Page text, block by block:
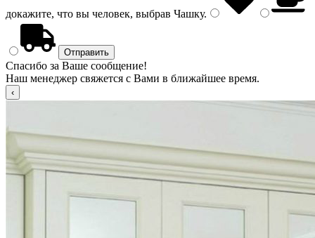
докажите, что вы человек, выбрав Чашку.
Спасибо за Ваше сообщение!
Наш менеджер свяжется с Вами в ближайшее время.